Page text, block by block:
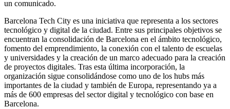
un comunicado.
Barcelona Tech City es una iniciativa que representa a los sectores
tecnológico y digital de la ciudad. Entre sus principales objetivos se
encuentran la consolidación de Barcelona en el ámbito tecnológico,
fomento del emprendimiento, la conexión con el talento de escuelas
y universidades y la creación de un marco adecuado para la creación
de proyectos digitales. Tras esta última incorporación, la
organización sigue consolidándose como uno de los hubs más
importantes de la ciudad y también de Europa, representando ya a
más de 600 empresas del sector digital y tecnológico con base en
Barcelona.